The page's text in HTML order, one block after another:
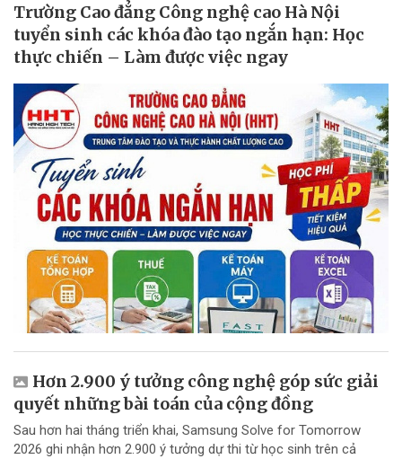
Trường Cao đẳng Công nghệ cao Hà Nội
tuyển sinh các khóa đào tạo ngắn hạn: Học
thực chiến – Làm được việc ngay
Hơn 2.900 ý tưởng công nghệ góp sức giải
quyết những bài toán của cộng đồng
Sau hơn hai tháng triển khai, Samsung Solve for Tomorrow
2026 ghi nhận hơn 2.900 ý tưởng dự thi từ học sinh trên cả